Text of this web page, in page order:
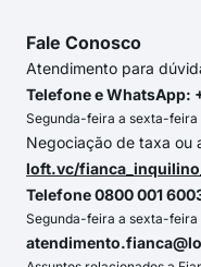
Fale Conosco
Atendimento para
Telefone e WhatsApp:
Segunda-feira a sexta-feira
Negociação de taxa ou
loft.vc/
Telefone 0800 001
Segunda-feira a sexta-feira